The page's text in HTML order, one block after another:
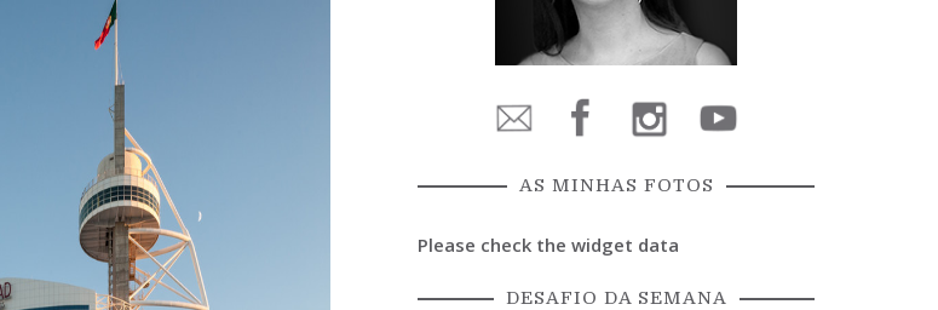
AS MINHAS FOTOS
Please check the widget data
DESAFIO DA SEMANA